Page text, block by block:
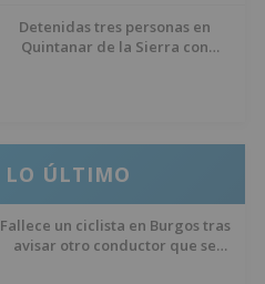
Detenidas tres personas en
Quintanar de la Sierra con
LO ÚLTIMO
Fallece un ciclista en Burgos tras
avisar otro conductor que se